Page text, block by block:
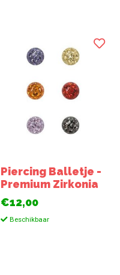
Piercing Balletje -
Premium Zirkonia
€12,00
Beschikbaar